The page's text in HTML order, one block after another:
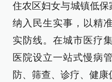
住农区妇女与城镇低保
纳入民生实事，以精
实防线。在城市医疗
医院设立一站式慢病
防、筛查、诊疗、健康